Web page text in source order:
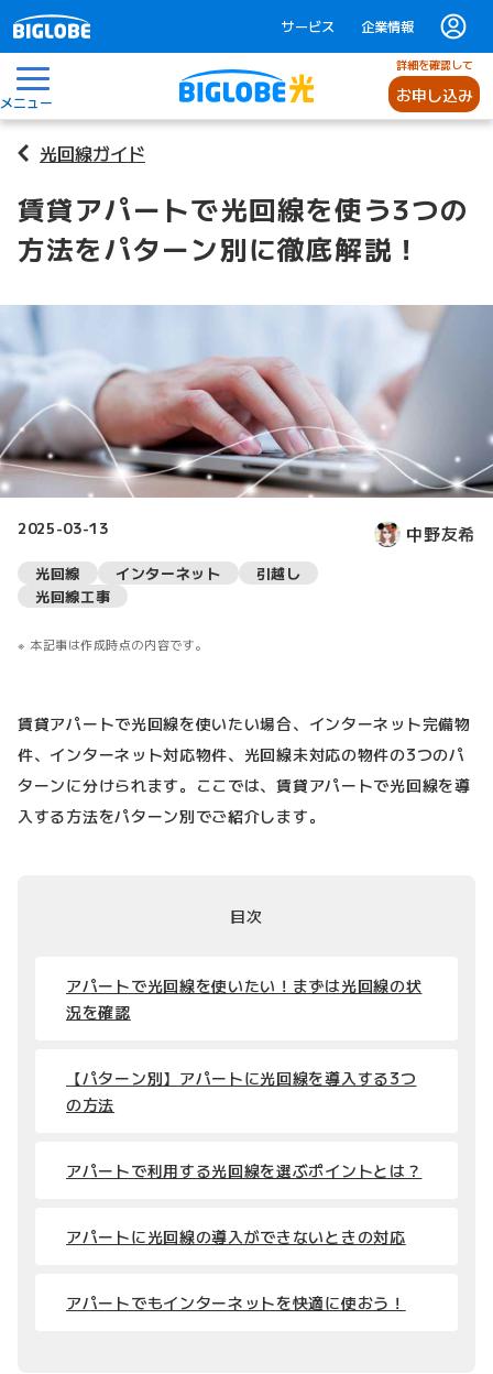
サービス 企業情報
メニュー
詳細を確認して
お申し込み
光回線ガイド
賃貸アパートで光回線を使う3つの
方法をパターン別に徹底解説！
2025-03-13 中野友希
光回線 インターネット
引越し
光回線工事
本記事は作成時点の内容です。
賃貸アパートで光回線を使いたい場合、インターネット完備物
件、インターネット対応物件、光回線未対応の物件の3つのパ
ターンに分けられます。ここでは、賃貸アパートで光回線を導
入する方法をパターン別でご紹介します。
目次
アパートで光回線を使いたい！まずは光回線の状
況を確認
【パターン別】アパートに光回線を導入する3つ
の方法
アパートで利用する光回線を選ぶポイントとは？
アパートに光回線の導入ができないときの対応
アパートでもインターネットを快適に使おう！